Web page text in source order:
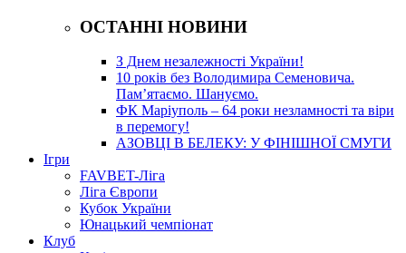
ОСТАННІ НОВИНИ
З Днем незалежності України!
10 років без Володимира Семеновича.
Пам’ятаємо. Шануємо.
ФК Маріуполь – 64 роки незламності та віри
в перемогу!
АЗОВЦІ В БЕЛЕКУ: У ФІНІШНОЇ СМУГИ
Ігри
FAVBET-Ліга
Ліга Європи
Кубок України
Юнацький чемпіонат
Клуб